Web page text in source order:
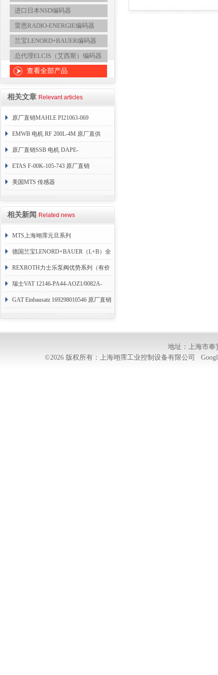
进口日本NSD编码器
雷恩RADIO-ENERGIE编码器
兰宝LENORD+BAUER编码器
总代理ELCIS（艾西斯）编码器
查看全部产品
相关文章 Relevant articles
原厂直销MAHLE PI21063-069
EMWB 电机 RF 200L-4M 原厂直供
原厂直销SSB 电机 DAPE-
0350.06222.00
ETAS F-00K-105-743 原厂直销
美国MTS 传感器
相关新闻 Related news
MTS上海翊霈元旦系列
RHM3050MR081A01
德国兰宝LENORD+BAUER（L+B）全
系列编码器
REXROTH力士乐泵阀优势系列（有价
目表）
瑞士VAT 12146-PA44-AOZ1/0082A-
1173938
GAT Einbausatz 169298010546 原厂直销
地址：上海市奉
©2026 版权所有：上海翊霈工业控制设备有限公司